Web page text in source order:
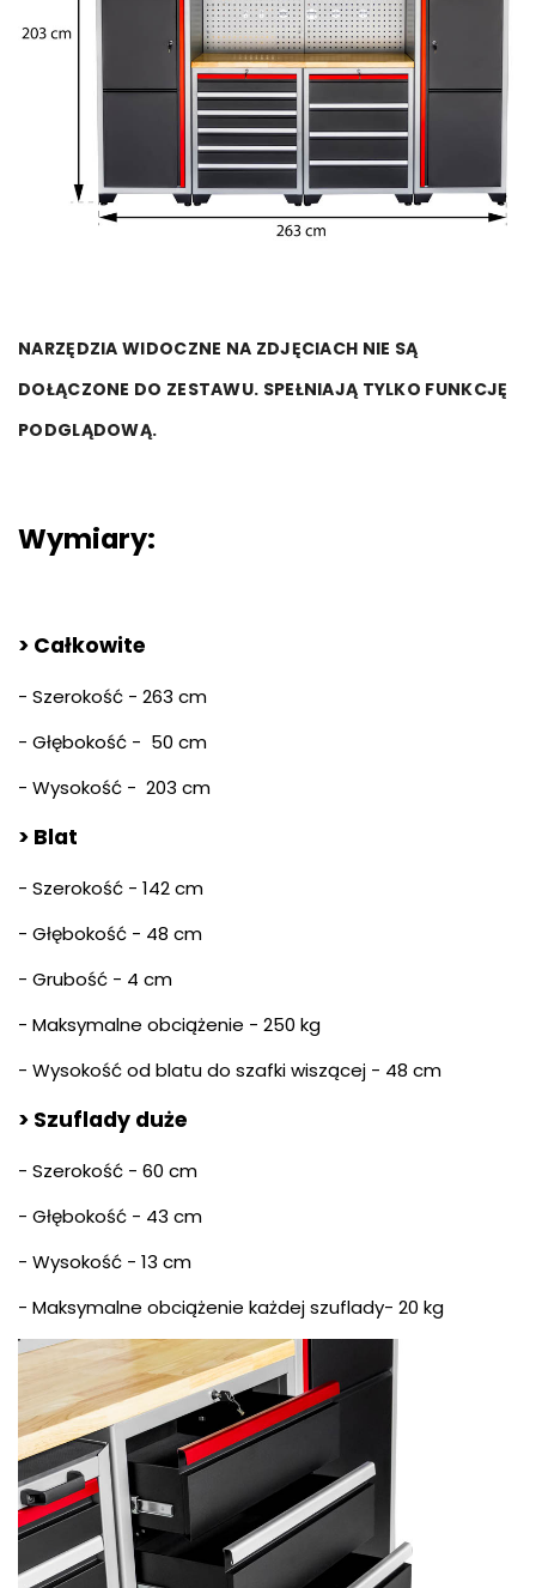
NARZĘDZIA WIDOCZNE NA ZDJĘCIACH NIE SĄ
DOŁĄCZONE DO ZESTAWU. SPEŁNIAJĄ TYLKO FUNKCJĘ
PODGLĄDOWĄ.
Wymiary:
> Całkowite
- Szerokość - 263 cm
- Głębokość - 50 cm
- Wysokość - 203 cm
> Blat
- Szerokość - 142 cm
- Głębokość - 48 cm
- Grubość - 4 cm
- Maksymalne obciążenie - 250 kg
- Wysokość od blatu do szafki wiszącej - 48 cm
> Szuflady duże
- Szerokość - 60 cm
- Głębokość - 43 cm
- Wysokość - 13 cm
- Maksymalne obciążenie każdej szuflady- 20 kg